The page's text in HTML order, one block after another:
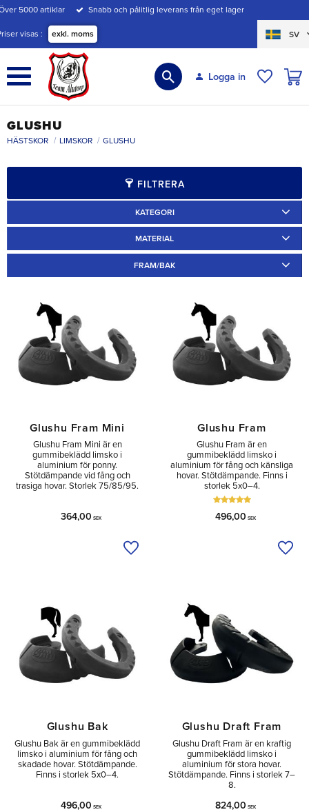
Meny
5000 artiklar Snabb och pålitlig leverans från eget lager
visas exkl. moms SV
Logga in
GLUSHU
HÄSTSKOR LIMSKOR GLUSHU
FILTRERA
KATEGORI
MATERIAL
FRAM/BAK
Glushu Fram Mini
Glushu Fram Mini är en
gummibeklädd limsko i
aluminium för ponny.
Stötdämpande vid fång och
trasiga hovar. Storlek 75/85/95.
364,00 SEK
Lägg till i önskelista
Glushu Fram
Glushu Fram är en
gummibeklädd limsko i
aluminium för fång och känsliga
hovar. Stötdämpande. Finns i
storlek 5x0–4.
496,00 SEK
Glushu Bak
Glushu Bak är en gummibeklädd
limsko i aluminium för fång och
skadade hovar. Stötdämpande.
Finns i storlek 5x0–4.
496,00 SEK
Glushu Draft Fram
Glushu Draft Fram är en kraftig
gummibeklädd limsko i
aluminium för stora hovar.
Stötdämpande. Finns i storlek 7–
8.
824,00 SEK